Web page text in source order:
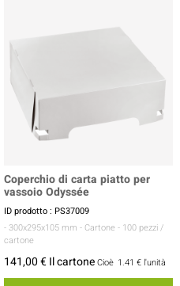
Coperchio di carta piatto per
vassoio Odyssée
ID prodotto : PS37009
- 300x295x105 mm - Cartone - 100 pezzi /
cartone
141,00 € Il cartoneCioè 1.41 € l'unità